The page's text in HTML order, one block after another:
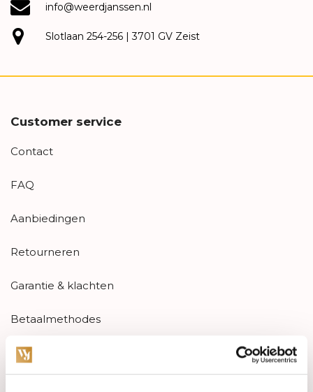
info@weerdjanssen.nl
Slotlaan 254-256 | 3701 GV Zeist
Customer service
Contact
FAQ
Aanbiedingen
Retourneren
Garantie & klachten
Betaalmethodes
Sitemap